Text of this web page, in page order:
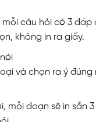
câu hỏi có 3 đáp
không in ra giấy.
và chọn ra ý đúng
mỗi đoạn sẽ in sẵn